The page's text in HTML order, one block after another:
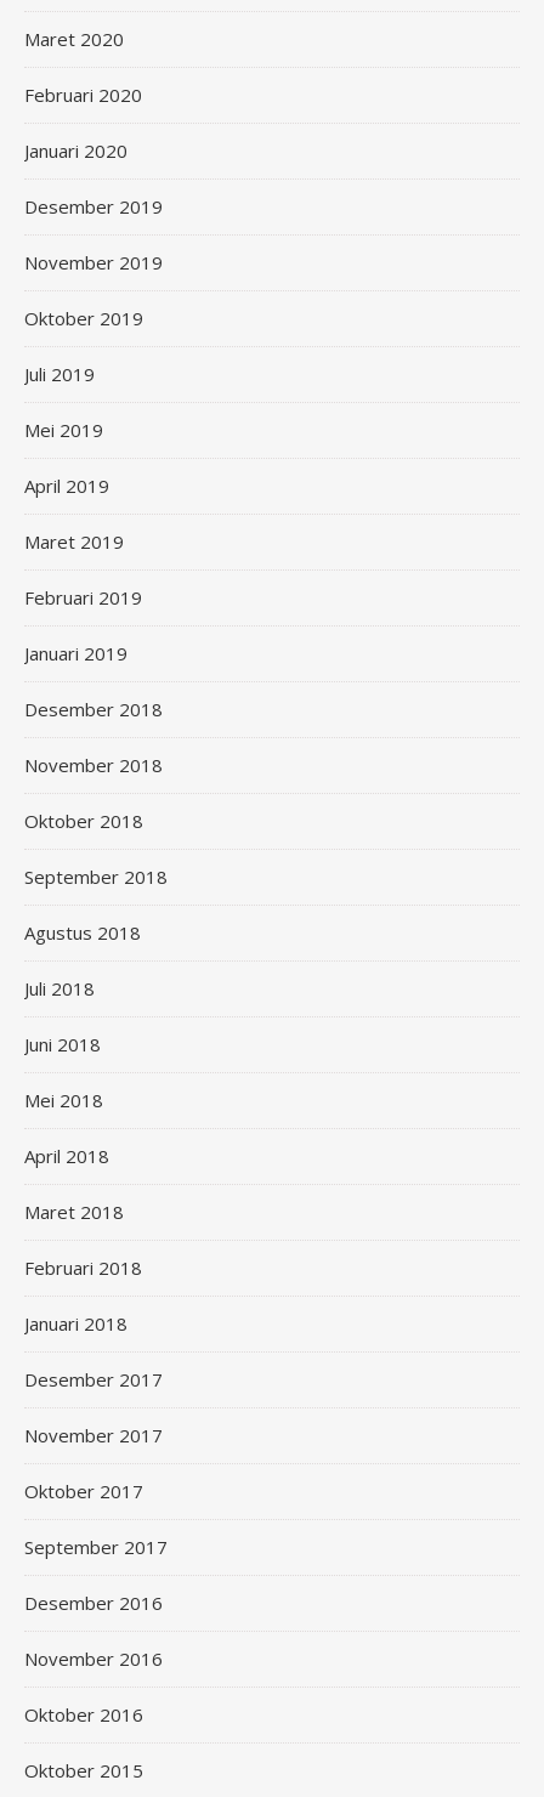
Maret 2020
Februari 2020
Januari 2020
Desember 2019
November 2019
Oktober 2019
Juli 2019
Mei 2019
April 2019
Maret 2019
Februari 2019
Januari 2019
Desember 2018
November 2018
Oktober 2018
September 2018
Agustus 2018
Juli 2018
Juni 2018
Mei 2018
April 2018
Maret 2018
Februari 2018
Januari 2018
Desember 2017
November 2017
Oktober 2017
September 2017
Desember 2016
November 2016
Oktober 2016
Oktober 2015